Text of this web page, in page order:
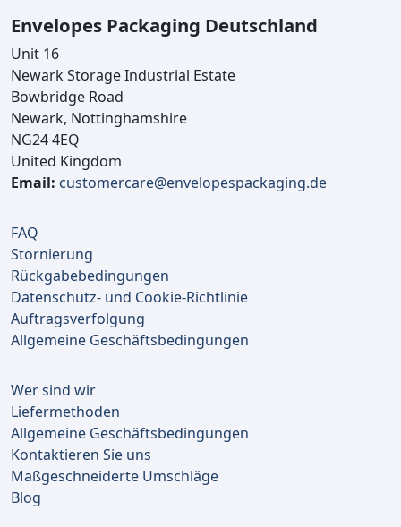
Envelopes Packaging Deutschland
Unit 16
Newark Storage Industrial Estate
Bowbridge Road
Newark, Nottinghamshire
NG24 4EQ
United Kingdom
Email: customercare@envelopespackaging.de
FAQ
Stornierung
Rückgabebedingungen
Datenschutz- und Cookie-Richtlinie
Auftragsverfolgung
Allgemeine Geschäftsbedingungen
Wer sind wir
Liefermethoden
Allgemeine Geschäftsbedingungen
Kontaktieren Sie uns
Maßgeschneiderte Umschläge
Blog